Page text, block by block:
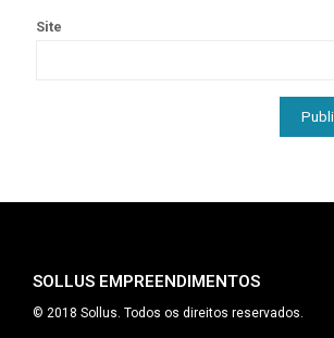
Site
SOLLUS EMPREENDIMENTOS
© 2018 Sollus. Todos os direitos reservados.